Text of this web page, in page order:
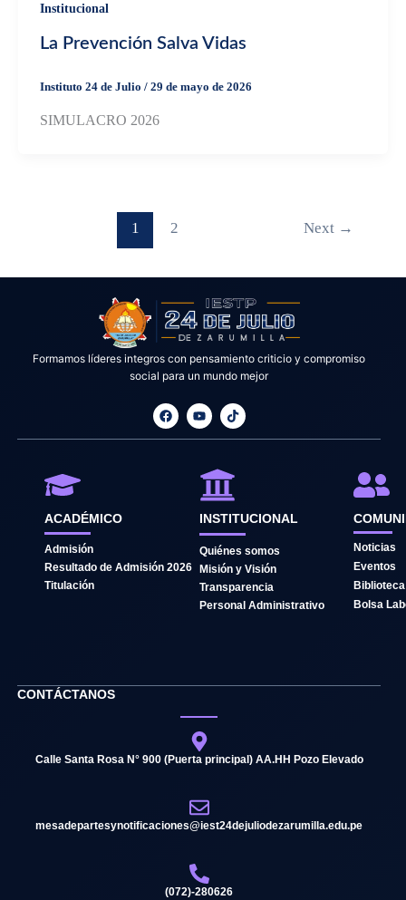
Institucional
La Prevención Salva Vidas
Instituto 24 de Julio / 29 de mayo de 2026
SIMULACRO 2026
1 2 Next →
Formamos líderes integros con pensamiento criticio y compromiso
social para un mundo mejor
F
a
Y
o
b
T
i
k
ACADÉMICO
Admisión
Resultado de Admisión 2026
Titulación
INSTITUCIONAL
Quiénes somos
Misión y Visión
Transparencia
Personal Administrativo
Noticias
Eventos
Biblioteca
Bolsa
CONTÁCTANOS
Calle Santa Rosa N° 900 (Puerta principal) AA.HH Pozo Elevado
mesadepartesynotificaciones@iest24dejuliodezarumilla.edu.pe
(072)-280626